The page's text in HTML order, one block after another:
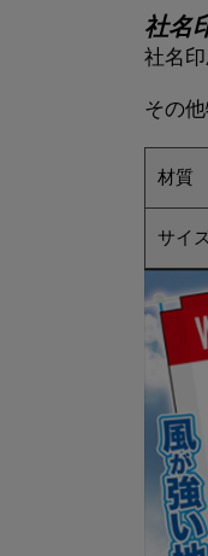
社名
社名
その
材質
サイ